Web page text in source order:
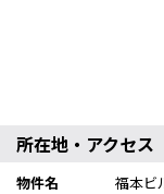
所在地・アクセス
物件名
福本